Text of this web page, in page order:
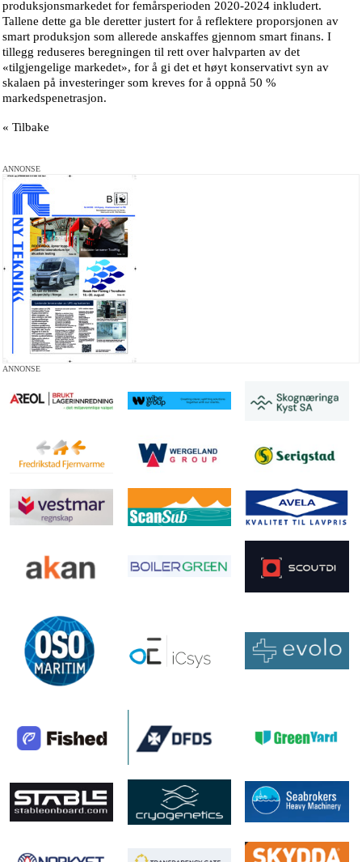
produksjonsmarkedet for femårsperioden 2020-2024 inkludert.
Tallene dette ga ble deretter justert for å reflektere proporsjonen av
smart produksjon som allerede anskaffes gjennom smart finans. I
tillegg reduseres beregningen til rett over halvparten av det
«tilgjengelige markedet», for å gi det et høyt konservativt syn av
skalaen på investeringer som kreves for å oppnå 50 %
markedspenetrasjon.
« Tilbake
ANNONSE
ANNONSE